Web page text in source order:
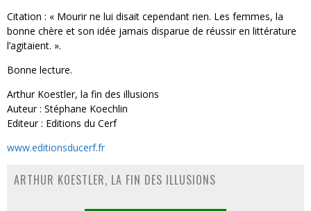
Citation : « Mourir ne lui disait cependant rien. Les femmes, la
bonne chère et son idée jamais disparue de réussir en littérature
l’agitaient. ».
Bonne lecture.
Arthur Koestler, la fin des illusions
Auteur : Stéphane Koechlin
Editeur : Editions du Cerf
www.editionsducerf.fr
ARTHUR KOESTLER, LA FIN DES ILLUSIONS